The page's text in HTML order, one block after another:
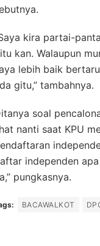
kira partai-
kan. Walaupun
lebih baik
gitu,” tambahnya.
soal
nanti saat KPU
independen
pungkasnya.
BACAWALKOT